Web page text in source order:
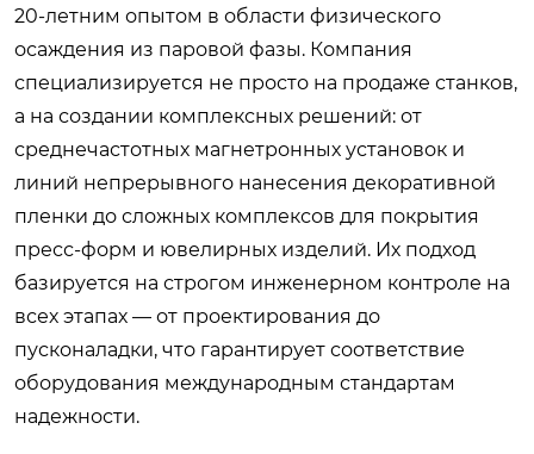
20-летним опытом в области физического
осаждения из паровой фазы. Компания
специализируется не просто на продаже станков,
а на создании комплексных решений: от
среднечастотных магнетронных установок и
линий непрерывного нанесения декоративной
пленки до сложных комплексов для покрытия
пресс-форм и ювелирных изделий. Их подход
базируется на строгом инженерном контроле на
всех этапах — от проектирования до
пусконаладки, что гарантирует соответствие
оборудования международным стандартам
надежности.